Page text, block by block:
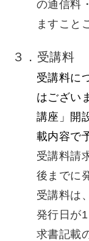
の通信料
ますこと
３．受講料
受講料に
はござい
講座」開
載内容で
受講料請
後までに
受講料は
発行日が
求書記載